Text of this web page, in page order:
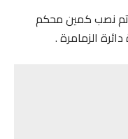
تم نصب كمين محكم
الزمامرة .